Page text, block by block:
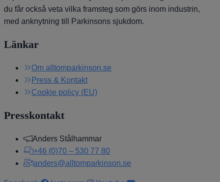
du får också veta vilka framsteg som görs inom industrin,
med anknytning till Parkinsons sjukdom.
Länkar
Om alltomparkinson.se
Press & Kontakt
Cookie policy (EU)
Presskontakt
Anders Stålhammar
+46 (0)70 – 530 77 80
anders@alltomparkinson.se